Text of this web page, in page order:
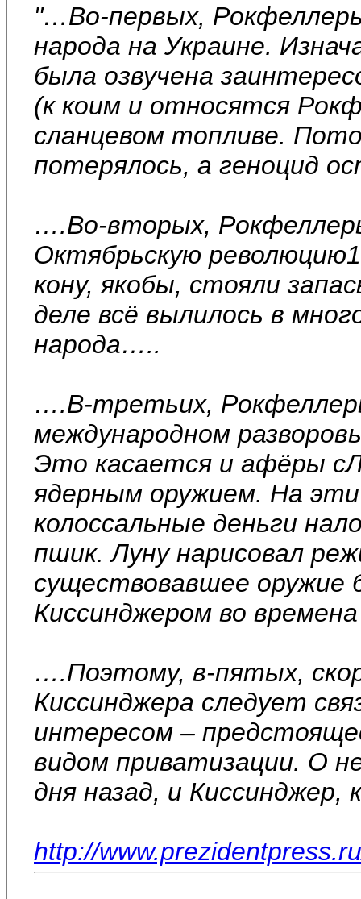
"…Во-первых,
народа на Украине.
была озвучена
(к коим и относятся
сланцевом топливе.
потерялось, а геноцид
….Во-вторых,
Октябрьскую
кону, якобы, стояли
деле всё вылилось в
народа…..
….В-третьих,
международном
Это касается и афёры
ядерным оружием. На
колоссальные деньги
пшик. Луну нарисовал
существовавшее оружие
Киссинджером во
….Поэтому, в-пятых,
Киссинджера следует
интересом –
видом приватизации. О
дня назад, и Киссинджер,
http://